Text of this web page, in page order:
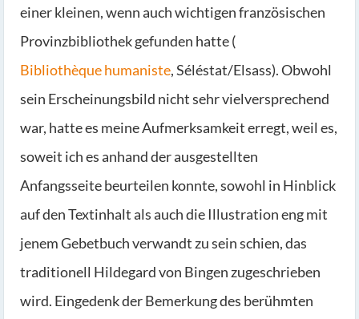
einer kleinen, wenn auch wichtigen französischen
Provinzbibliothek gefunden hatte (
Bibliothèque humaniste, Séléstat/Elsass). Obwohl
sein Erscheinungsbild nicht sehr vielversprechend
war, hatte es meine Aufmerksamkeit erregt, weil es,
soweit ich es anhand der ausgestellten
Anfangsseite beurteilen konnte, sowohl in Hinblick
auf den Textinhalt als auch die Illustration eng mit
jenem Gebetbuch verwandt zu sein schien, das
traditionell Hildegard von Bingen zugeschrieben
wird. Eingedenk der Bemerkung des berühmten